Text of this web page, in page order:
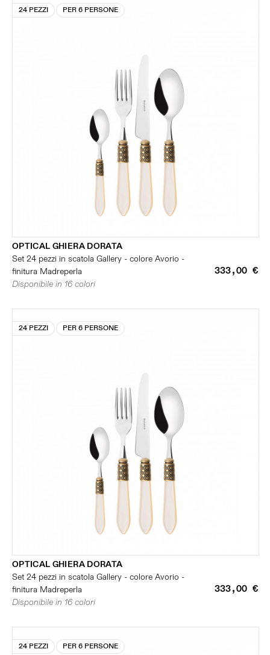
24 PEZZI PER 6 PERSONE
OPTICAL GHIERA DORATA
Set 24 pezzi in scatola Gallery - colore Avorio -
finitura Madreperla
333,00 €
Disponibile in 16 colori
24 PEZZI PER 6 PERSONE
OPTICAL GHIERA DORATA
Set 24 pezzi in scatola Gallery - colore Avorio -
finitura Madreperla
333,00 €
Disponibile in 16 colori
24 PEZZI PER 6 PERSONE